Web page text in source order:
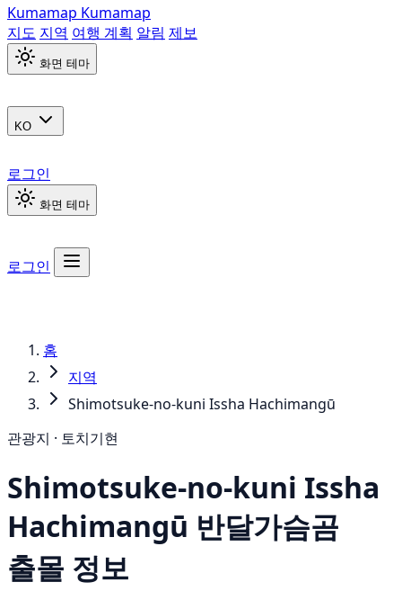
Kumamap Kumamap
지도 지역 여행 계획 알림 제보
화면 테마
KO
로그인
화면 테마
로그인
홈
지역
Shimotsuke-no-kuni Issha Hachimangū
관광지 · 토치기현
Shimotsuke-no-kuni Issha
Hachimangū 반달가슴곰
출몰 정보